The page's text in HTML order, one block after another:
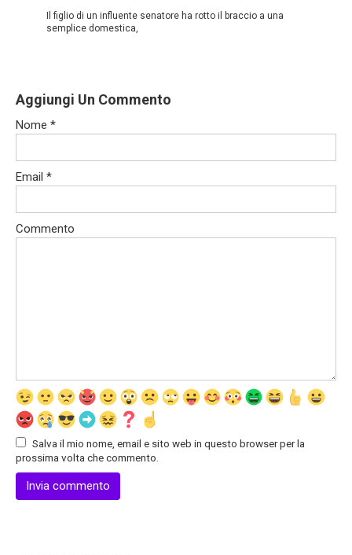
Il figlio di un influente senatore ha rotto il braccio a una
semplice domestica,
Aggiungi Un Commento
Nome *
Email *
Commento
Salva il mio nome, email e sito web in questo browser per la
prossima volta che commento.